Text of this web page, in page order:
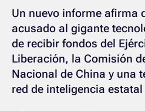
Un nuevo informe afirma
acusado al gigante
de recibir fondos del
Liberación, la Comisión
Nacional de China y una
red de inteligencia